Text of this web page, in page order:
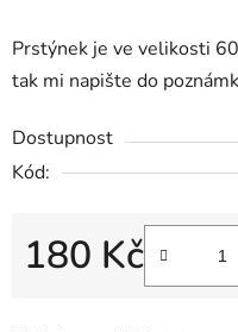
Prstýnek je ve velikosti
tak mi napište do
Dostupnost
Kód:
180 Kč